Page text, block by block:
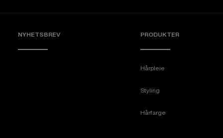
NYHETSBREV PRODUKTER
Hårpleie
Styling
Hårfarge